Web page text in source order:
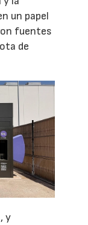
un papel
fuentes
de
y